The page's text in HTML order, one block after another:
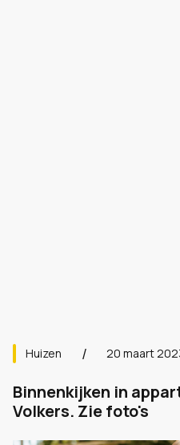
Huizen 20 maart
Binnenkijken in
Volkers. Zie foto's